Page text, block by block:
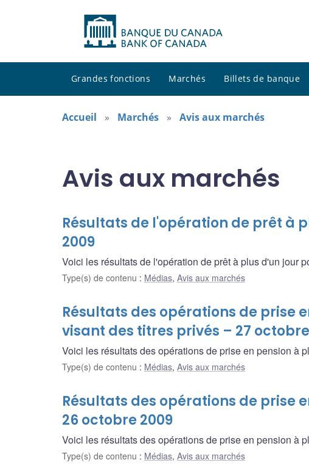
Grandes fonctions Marchés Billets de banque
Accueil Marchés Avis aux marchés
Avis aux marchés
Résultats de l'opération de prêt à
2009
Voici les résultats de l'opération de prêt à plus d'un jour
Type(s) de contenu : Médias, Avis aux marchés
Résultats des opérations de prise
visant des titres privés – 27
Voici les résultats des opérations de prise en pension à
Type(s) de contenu : Médias, Avis aux marchés
Résultats des opérations de prise
26 octobre 2009
Voici les résultats des opérations de prise en pension à
Type(s) de contenu : Médias, Avis aux marchés